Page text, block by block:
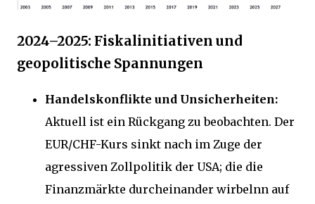
2024–2025: Fiskalinitiativen und
geopolitische Spannungen
Handelskonflikte und Unsicherheiten:
Aktuell ist ein Rückgang zu beobachten. Der
EUR/CHF-Kurs sinkt nach im Zuge der
agressiven Zollpolitik der USA; die die
Finanzmärkte durcheinander wirbelnn auf